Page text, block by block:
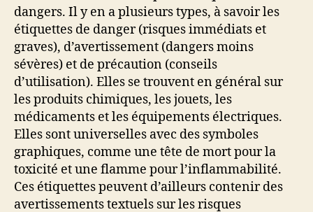
dangers. Il y en a plusieurs types, à savoir les
étiquettes de danger (risques immédiats et
graves), d’avertissement (dangers moins
sévères) et de précaution (conseils
d’utilisation). Elles se trouvent en général sur
les produits chimiques, les jouets, les
médicaments et les équipements électriques.
Elles sont universelles avec des symboles
graphiques, comme une tête de mort pour la
toxicité et une flamme pour l’inflammabilité.
Ces étiquettes peuvent d’ailleurs contenir des
avertissements textuels sur les risques